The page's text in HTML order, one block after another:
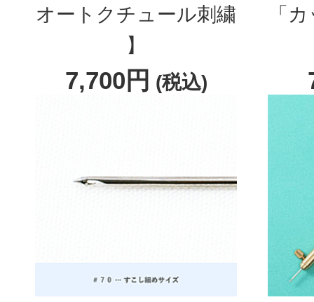
オートクチュール刺繍
】
7,700円 (税込)
「